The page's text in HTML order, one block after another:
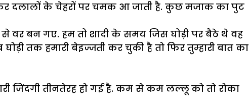
दलालों के चेहरों पर चमक आ जाती है. कुछ मजाक का पुट
वर बन गए. हम तो शादी के समय जिस घोड़ी पर बैठे थे वह
तक हमारी बेइज्जती कर चुकी है तो फिर तुम्हारी बात का
जिंदगी तीनतेरह हो गई है. कम से कम लल्लू को तो रोका